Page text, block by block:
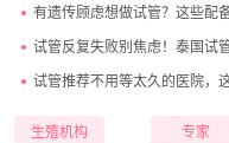
有遗传顾虑想做试管？这些配
试管反复失败别焦虑！泰国试
试管推荐不用等太久的医院，
生殖机构 专家